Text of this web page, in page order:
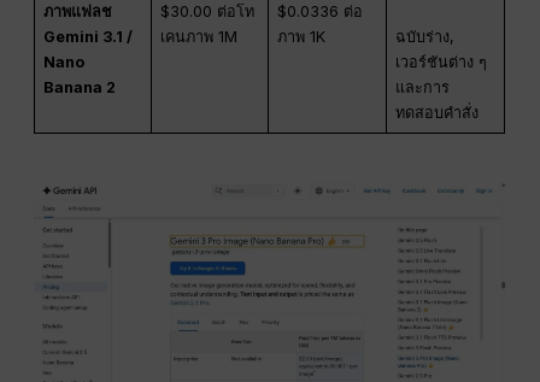
ภาพแฟลช
Gemini 3.1 /
Nano
Banana 2
$30.00 ต่อโท
เคนภาพ 1M
$0.0336 ต่อ
ภาพ 1K
ฉบับร่าง,
เวอร์ชันต่าง ๆ
และการ
ทดสอบคำสั่ง